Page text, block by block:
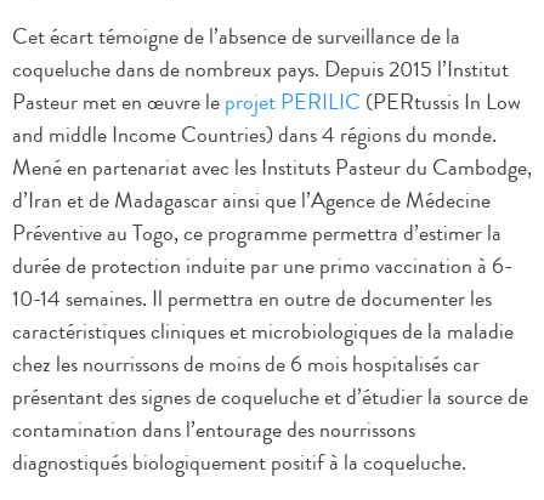
Cet écart témoigne de l’absence de surveillance de la
coqueluche dans de nombreux pays. Depuis 2015 l’Institut
Pasteur met en œuvre leprojet PERILIC (PERtussis In Low
and middle Income Countries) dans 4 régions du monde.
Mené en partenariat avec les Instituts Pasteur du Cambodge,
d’Iran et de Madagascar ainsi que l’Agence de Médecine
Préventive au Togo, ce programme permettra d’estimer la
durée de protection induite par une primo vaccination à 6-
10-14 semaines. Il permettra en outre de documenter les
caractéristiques cliniques et microbiologiques de la maladie
chez les nourrissons de moins de 6 mois hospitalisés car
présentant des signes de coqueluche et d’étudier la source de
contamination dans l’entourage des nourrissons
diagnostiqués biologiquement positif à la coqueluche.